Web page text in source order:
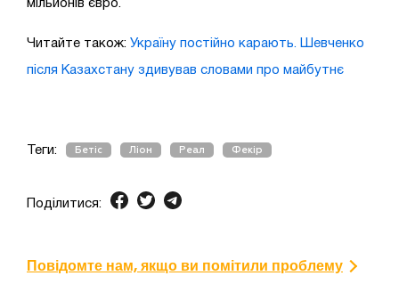
мільйонів євро.
Читайте також: Україну постійно карають. Шевченко
після Казахстану здивував словами про майбутнє
Теги: Бетіс Ліон Реал Фекір
Поділитися:
Повідомте нам, якщо ви помітили проблему